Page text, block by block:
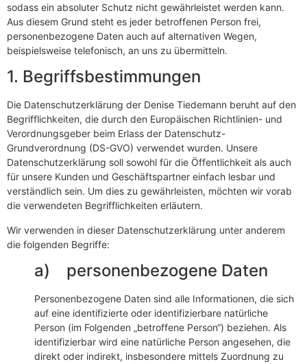
sodass ein absoluter Schutz nicht gewährleistet werden kann.
Aus diesem Grund steht es jeder betroffenen Person frei,
personenbezogene Daten auch auf alternativen Wegen,
beispielsweise telefonisch, an uns zu übermitteln.
1. Begriffsbestimmungen
Die Datenschutzerklärung der Denise Tiedemann beruht auf den
Begrifflichkeiten, die durch den Europäischen Richtlinien- und
Verordnungsgeber beim Erlass der Datenschutz-
Grundverordnung (DS-GVO) verwendet wurden. Unsere
Datenschutzerklärung soll sowohl für die Öffentlichkeit als auch
für unsere Kunden und Geschäftspartner einfach lesbar und
verständlich sein. Um dies zu gewährleisten, möchten wir vorab
die verwendeten Begrifflichkeiten erläutern.
Wir verwenden in dieser Datenschutzerklärung unter anderem
die folgenden Begriffe:
a) personenbezogene Daten
Personenbezogene Daten sind alle Informationen, die sich
auf eine identifizierte oder identifizierbare natürliche
Person (im Folgenden „betroffene Person“) beziehen. Als
identifizierbar wird eine natürliche Person angesehen, die
direkt oder indirekt, insbesondere mittels Zuordnung zu